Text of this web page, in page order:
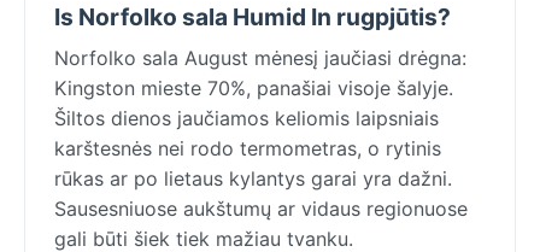
Is Norfolko sala Humid In rugpjūtis?
Norfolko sala August mėnesį jaučiasi drėgna:
Kingston mieste 70%, panašiai visoje šalyje.
Šiltos dienos jaučiamos keliomis laipsniais
karštesnės nei rodo termometras, o rytinis
rūkas ar po lietaus kylantys garai yra dažni.
Sausesniuose aukštumų ar vidaus regionuose
gali būti šiek tiek mažiau tvanku.